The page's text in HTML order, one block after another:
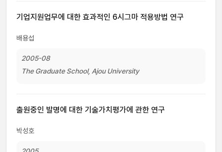
기업지원업무에 대한 효과적인 6시그마 적용방법 연구
배용섭
2005-08
The Graduate School, Ajou University
출원중인 발명에 대한 기술가치평가에 관한 연구
박성호